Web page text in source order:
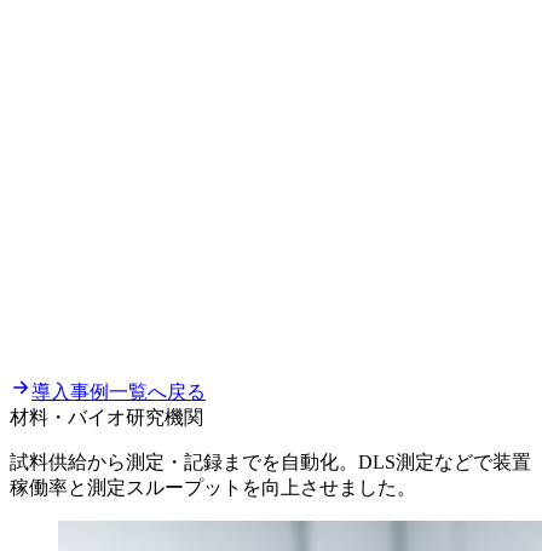
導入事例一覧へ戻る
材料・バイオ研究機関
試料供給から測定・記録までを自動化。DLS測定などで装置
稼働率と測定スループットを向上させました。